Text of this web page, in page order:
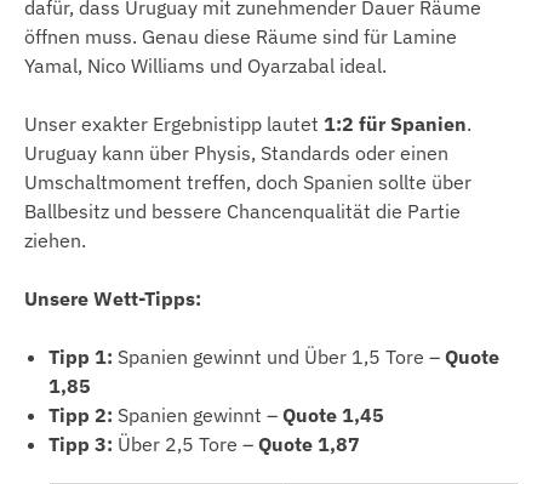
dafür, dass Uruguay mit zunehmender Dauer Räume
öffnen muss. Genau diese Räume sind für Lamine
Yamal, Nico Williams und Oyarzabal ideal.
Unser exakter Ergebnistipp lautet 1:2 für Spanien.
Uruguay kann über Physis, Standards oder einen
Umschaltmoment treffen, doch Spanien sollte über
Ballbesitz und bessere Chancenqualität die Partie
ziehen.
Unsere Wett-Tipps:
Tipp 1: Spanien gewinnt und Über 1,5 Tore – Quote
1,85
Tipp 2: Spanien gewinnt – Quote 1,45
Tipp 3: Über 2,5 Tore – Quote 1,87